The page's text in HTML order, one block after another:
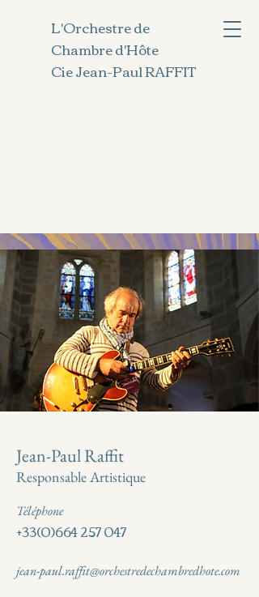
L'Orchestre de
Chambre d'Hôte
Cie Jean-Paul RAFFIT
Jean-Paul Raffit
Responsable Artistique
Téléphone
+33(0)664 257 047
jean-paul.raffit@orchestredechambredhote.com